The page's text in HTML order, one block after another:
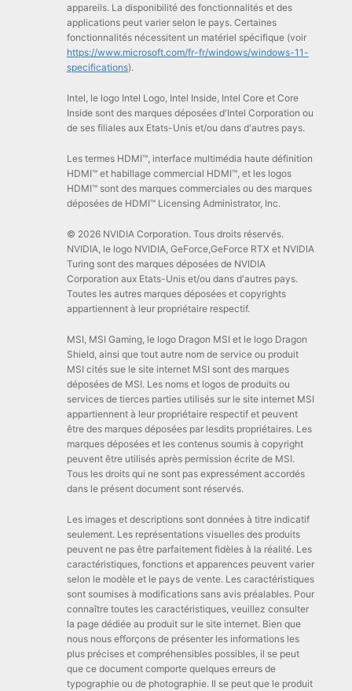
appareils. La disponibilité des fonctionnalités et des
applications peut varier selon le pays. Certaines
fonctionnalités nécessitent un matériel spécifique (voir
https://www.microsoft.com/fr-fr/windows/windows-11-
specifications).
Intel, le logo Intel Logo, Intel Inside, Intel Core et Core
Inside sont des marques déposées d'Intel Corporation ou
de ses filiales aux Etats-Unis et/ou dans d'autres pays.
Les termes HDMI™, interface multimédia haute définition
HDMI™ et habillage commercial HDMI™, et les logos
HDMI™ sont des marques commerciales ou des marques
déposées de HDMI™ Licensing Administrator, Inc.
© 2026 NVIDIA Corporation. Tous droits réservés.
NVIDIA, le logo NVIDIA, GeForce,GeForce RTX et NVIDIA
Turing sont des marques déposées de NVIDIA
Corporation aux Etats-Unis et/ou dans d'autres pays.
Toutes les autres marques déposées et copyrights
appartiennent à leur propriétaire respectif.
MSI, MSI Gaming, le logo Dragon MSI et le logo Dragon
Shield, ainsi que tout autre nom de service ou produit
MSI cités sue le site internet MSI sont des marques
déposées de MSI. Les noms et logos de produits ou
services de tierces parties utilisés sur le site internet MSI
appartiennent à leur propriétaire respectif et peuvent
être des marques déposées par lesdits propriétaires. Les
marques déposées et les contenus soumis à copyright
peuvent être utilisés après permission écrite de MSI.
Tous les droits qui ne sont pas expressément accordés
dans le présent document sont réservés.
Les images et descriptions sont données à titre indicatif
seulement. Les représentations visuelles des produits
peuvent ne pas être parfaitement fidèles à la réalité. Les
caractéristiques, fonctions et apparences peuvent varier
selon le modèle et le pays de vente. Les caractéristiques
sont soumises à modifications sans avis préalables. Pour
connaître toutes les caractéristiques, veuillez consulter
la page dédiée au produit sur le site internet. Bien que
nous nous efforçons de présenter les informations les
plus précises et compréhensibles possibles, il se peut
que ce document comporte quelques erreurs de
typographie ou de photographie. Il se peut que le produit